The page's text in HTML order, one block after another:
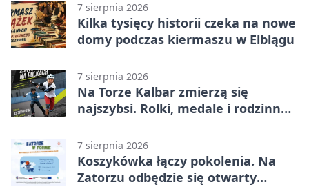
7 sierpnia 2026
Kilka tysięcy historii czeka na nowe
domy podczas kiermaszu w Elblągu
7 sierpnia 2026
Na Torze Kalbar zmierzą się
najszybsi. Rolki, medale i rodzinna
7 sierpnia 2026
Koszykówka łączy pokolenia. Na
Zatorzu odbędzie się otwarty